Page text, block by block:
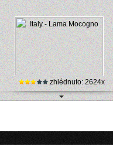
zhlédnuto: 2624x